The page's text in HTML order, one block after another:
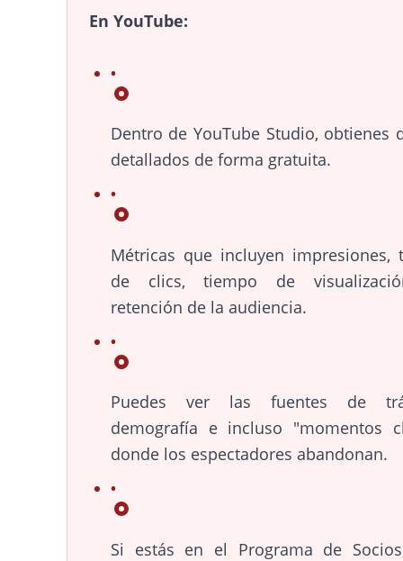
En YouTube:
Dentro de YouTube Studio, obtienes
detallados de forma gratuita.
Métricas que incluyen impresiones,
de clics, tiempo de
retención de la audiencia.
Puedes ver las fuentes de
demografía e incluso "momentos
donde los espectadores abandonan.
Si estás en el Programa de